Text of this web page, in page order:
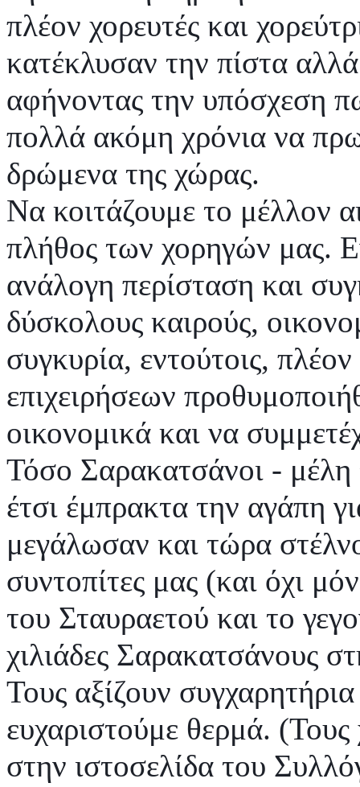
πλέον χορευτές και
κατέκλυσαν την πίστα
αφήνοντας την υπόσχεση
πολλά ακόμη χρόνια να
δρώμενα της χώρας.
Να κοιτάζουμε το μέλλον
πλήθος των χορηγών μας.
ανάλογη περίσταση και
δύσκολους καιρούς,
συγκυρία, εντούτοις,
επιχειρήσεων
οικονομικά και να
Τόσο Σαρακατσάνοι - μέλη
έτσι έμπρακτα την αγάπη
μεγάλωσαν και τώρα
συντοπίτες μας (και όχι
του Σταυραετού και το
χιλιάδες Σαρακατσάνους
Τους αξίζουν
ευχαριστούμε θερμά. (Τους
στην ιστοσελίδα του